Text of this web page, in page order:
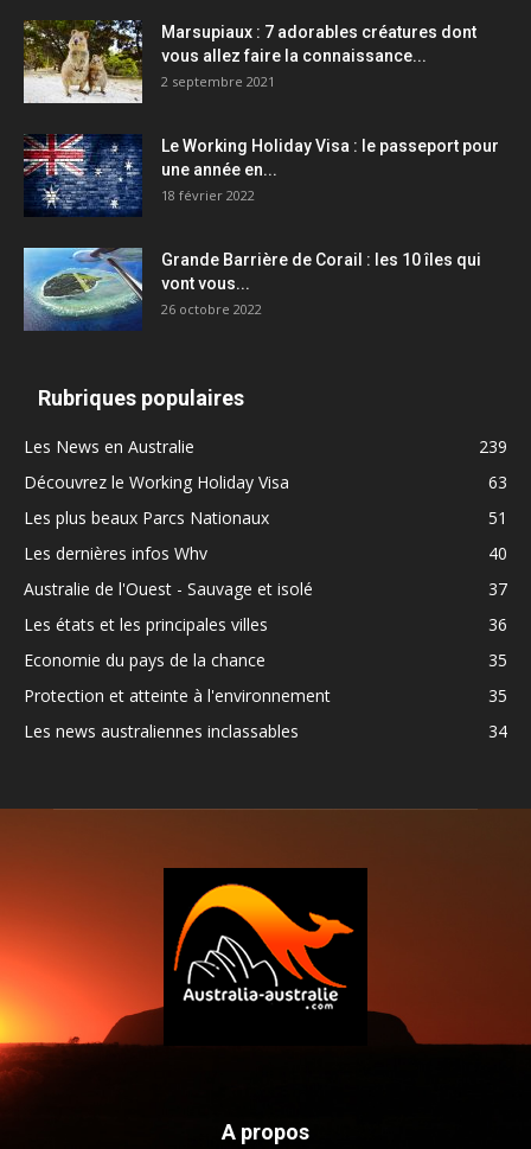
Marsupiaux : 7 adorables créatures dont
vous allez faire la connaissance...
2 septembre 2021
Le Working Holiday Visa : le passeport pour
une année en...
18 février 2022
Grande Barrière de Corail : les 10 îles qui
vont vous...
26 octobre 2022
Rubriques populaires
Les News en Australie
239
Découvrez le Working Holiday Visa
63
Les plus beaux Parcs Nationaux
51
Les dernières infos Whv
40
Australie de l'Ouest - Sauvage et isolé
37
Les états et les principales villes
36
Economie du pays de la chance
35
Protection et atteinte à l'environnement
35
Les news australiennes inclassables
34
A propos